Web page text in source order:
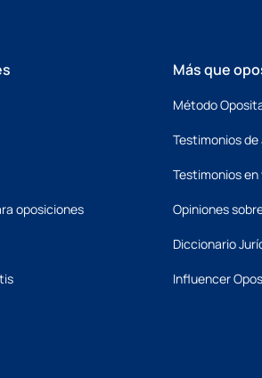
oposiciones
Más que
Método
Testimonios de
Testimonios en
Opiniones
Diccionario
Influencer